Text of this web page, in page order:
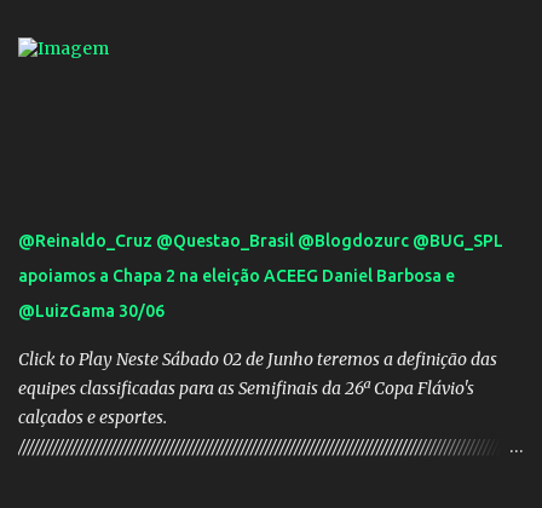
definido e tem o Milan como virtual campeao. ;
@Reinaldo_Cruz @Questao_Brasil @Blogdozurc @BUG_SPL
apoiamos a Chapa 2 na eleição ACEEG Daniel Barbosa e
@LuizGama 30/06
Click to Play Neste Sábado 02 de Junho teremos a definição das
equipes classificadas para as Semifinais da 26ª Copa Flávio's
calçados e esportes.
////////////////////////////////////////////////////////////////////////////////////////////////////////